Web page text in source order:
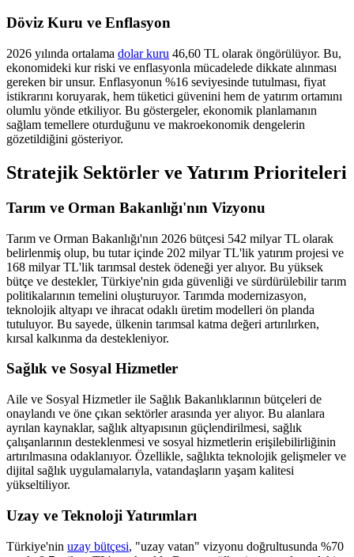
Döviz Kuru ve Enflasyon
2026 yılında ortalama dolar kuru 46,60 TL olarak öngörülüyor. Bu,
ekonomideki kur riski ve enflasyonla mücadelede dikkate alınması
gereken bir unsur. Enflasyonun %16 seviyesinde tutulması, fiyat
istikrarını koruyarak, hem tüketici güvenini hem de yatırım ortamını
olumlu yönde etkiliyor. Bu göstergeler, ekonomik planlamanın
sağlam temellere oturduğunu ve makroekonomik dengelerin
gözetildiğini gösteriyor.
Stratejik Sektörler ve Yatırım Prioriteleri
Tarım ve Orman Bakanlığı'nın Vizyonu
Tarım ve Orman Bakanlığı'nın 2026 bütçesi 542 milyar TL olarak
belirlenmiş olup, bu tutar içinde 202 milyar TL'lik yatırım projesi ve
168 milyar TL'lik tarımsal destek ödeneği yer alıyor. Bu yüksek
bütçe ve destekler, Türkiye'nin gıda güvenliği ve sürdürülebilir tarım
politikalarının temelini oluşturuyor. Tarımda modernizasyon,
teknolojik altyapı ve ihracat odaklı üretim modelleri ön planda
tutuluyor. Bu sayede, ülkenin tarımsal katma değeri artırılırken,
kırsal kalkınma da destekleniyor.
Sağlık ve Sosyal Hizmetler
Aile ve Sosyal Hizmetler ile Sağlık Bakanlıklarının bütçeleri de
onaylandı ve öne çıkan sektörler arasında yer alıyor. Bu alanlara
ayrılan kaynaklar, sağlık altyapısının güçlendirilmesi, sağlık
çalışanlarının desteklenmesi ve sosyal hizmetlerin erişilebilirliğinin
artırılmasına odaklanıyor. Özellikle, sağlıkta teknolojik gelişmeler ve
dijital sağlık uygulamalarıyla, vatandaşların yaşam kalitesi
yükseltiliyor.
Uzay ve Teknoloji Yatırımları
Türkiye'nin uzay bütçesi, "uzay vatan" vizyonu doğrultusunda %70